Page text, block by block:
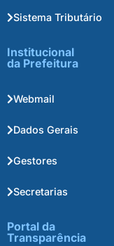
Sistema Tributário
Institucional
da Prefeitura
Webmail
Dados Gerais
Gestores
Secretarias
Portal da
Transparência